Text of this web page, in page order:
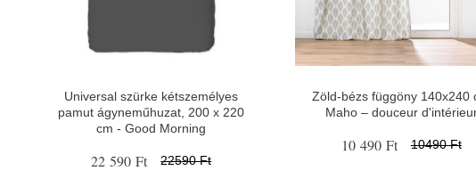
Universal szürke kétszemélyes
pamut ágyneműhuzat, 200 x 220
cm - Good Morning
22 590 Ft 22590 Ft
Zöld-bézs függöny 140x240
Maho – douceur
10 490 Ft 10490 Ft